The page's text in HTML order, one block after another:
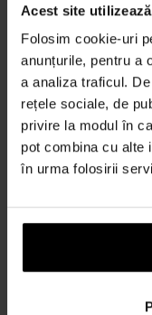
Acest site
Folosim cookie-uri
anunțurile, pentru a
a analiza traficul.
rețele sociale, de
privire la modul în
pot combina cu alte
în urma folosirii
Când voi primi
De ce parfumuri de la noi?
Rezistenta la apa
Ce este un tester de
Doar parfumuri originale
De ce să vă înregistrați la